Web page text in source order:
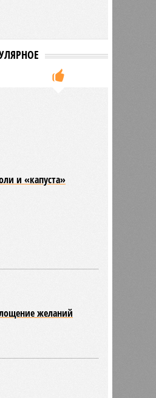
и «капуста»
желаний